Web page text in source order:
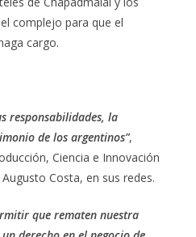
complejo para que el
cargo.
responsabilidades, la
de los argentinos”,
Ciencia e Innovación
Costa, en sus redes.
que rematen nuestra